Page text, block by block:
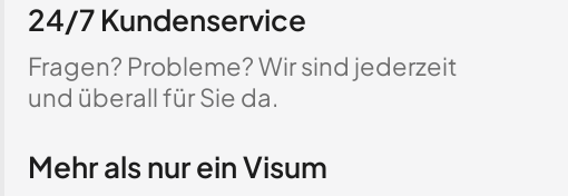
24/7 Kundenservice
Fragen? Probleme? Wir sind jederzeit
und überall für Sie da.
Mehr als nur ein Visum